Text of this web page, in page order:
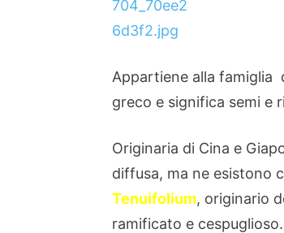
Appartiene alla famiglia
greco e significa semi e
Originaria di Cina e
diffusa, ma ne esistono
Tenuifolium, originario
ramificato e